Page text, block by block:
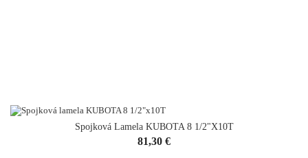
Spojková Lamela KUBOTA 8 1/2"x10T
Cena
81,30 €